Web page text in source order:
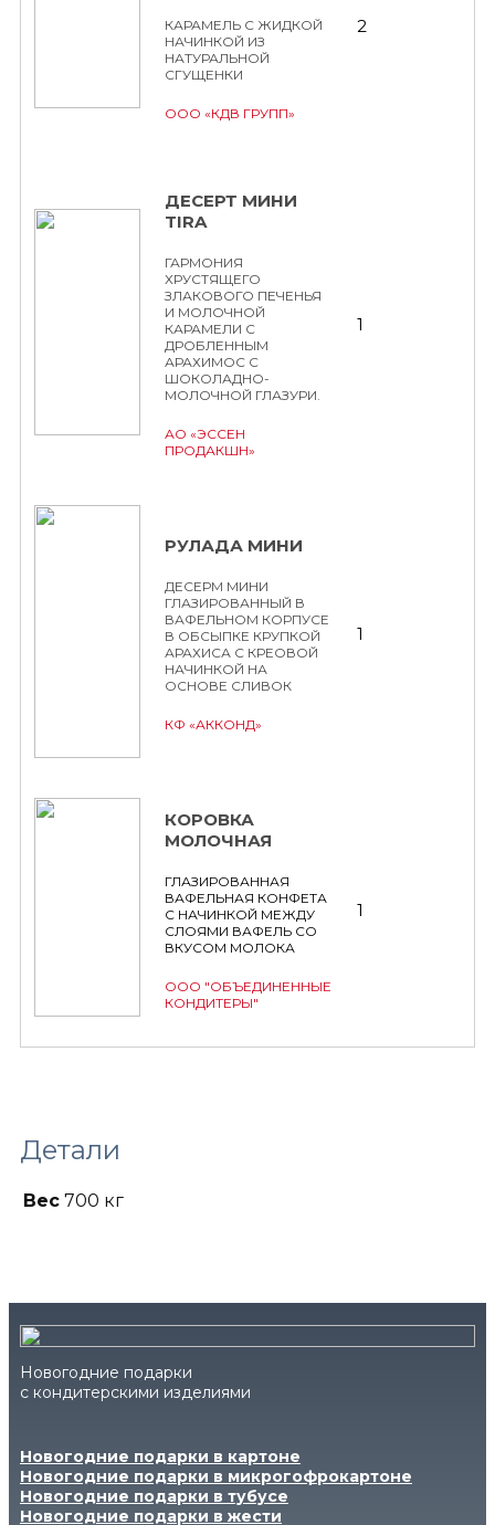
КАРАМЕЛЬ С ЖИДКОЙ
НАЧИНКОЙ ИЗ
НАТУРАЛЬНОЙ
СГУЩЕНКИ
ООО «КДВ ГРУПП»
2
ДЕСЕРТ МИНИ
TIRA
ГАРМОНИЯ
ХРУСТЯЩЕГО
ЗЛАКОВОГО ПЕЧЕНЬЯ
И МОЛОЧНОЙ
КАРАМЕЛИ С
ДРОБЛЕННЫМ
АРАХИМОС С
ШОКОЛАДНО-
МОЛОЧНОЙ ГЛАЗУРИ.
АО «ЭССЕН
ПРОДАКШН»
1
РУЛАДА МИНИ
ДЕСЕРМ МИНИ
ГЛАЗИРОВАННЫЙ В
ВАФЕЛЬНОМ КОРПУСЕ
В ОБСЫПКЕ КРУПКОЙ
АРАХИСА С КРЕОВОЙ
НАЧИНКОЙ НА
ОСНОВЕ СЛИВОК
КФ «АККОНД»
1
КОРОВКА
МОЛОЧНАЯ
ГЛАЗИРОВАННАЯ
ВАФЕЛЬНАЯ КОНФЕТА
С НАЧИНКОЙ МЕЖДУ
СЛОЯМИ ВАФЕЛЬ СО
ВКУСОМ МОЛОКА
ООО "ОБЪЕДИНЕННЫЕ
КОНДИТЕРЫ"
1
Детали
Вес 700 кг
Новогодние подарки
с кондитерскими изделиями
Новогодние подарки в картоне
Новогодние подарки в микрогофрокартоне
Новогодние подарки в тубусе
Новогодние подарки в жести